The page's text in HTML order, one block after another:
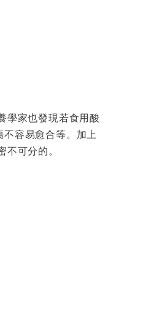
學家也發現若食用酸
容易愈合等。加上
可分的。